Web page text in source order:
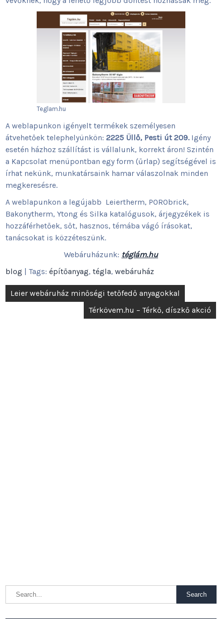
Teglam.hu
A weblapunkon igényelt termékek személyesen
átvehetőek telephelyünkön:2225 Üllő, Pesti út 209.Igény
esetén házhoz szállítást is vállalunk, korrekt áron! Szintén
a Kapcsolat menüpontban egy form (űrlap) segítségével is
írhat nekünk, munkatársaink hamar válaszolnak minden
megkeresésre.
A weblapunkon a legújabb Leiertherm, PORObrick,
Bakonytherm, Ytong és Silka katalógusok, árjegyzékek is
hozzáférhetőek, sőt, hasznos, témába vágó írásokat,
tanácsokat is közzéteszünk.
Webáruházunk: téglám.hu
blog | Tags:építőanyag,tégla,webáruház
Bejegyzés
navigáció
Leier webáruház minőségi tetőfedő anyagokkal
Térkövem.hu – Térkő, díszkő akció